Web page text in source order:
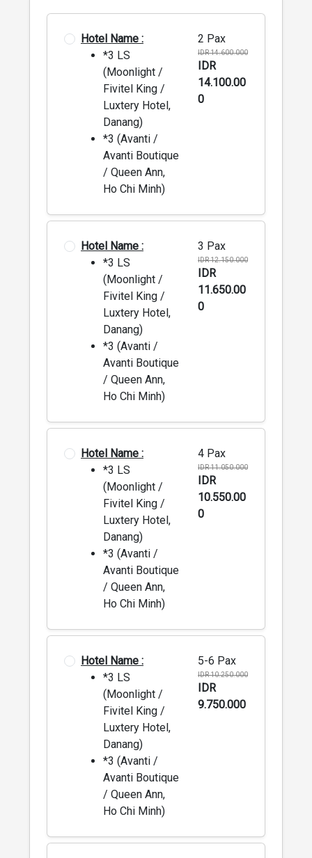
Hotel Name :
*3 LS
(Moonlight /
Fivitel King /
Luxtery Hotel,
Danang)
*3 (Avanti /
Avanti Boutique
/ Queen Ann,
Ho Chi Minh)
2 Pax
IDR 14.600.000
IDR
14.100.00
0
Hotel Name :
*3 LS
(Moonlight /
Fivitel King /
Luxtery Hotel,
Danang)
*3 (Avanti /
Avanti Boutique
/ Queen Ann,
Ho Chi Minh)
3 Pax
IDR 12.150.000
IDR
11.650.00
0
Hotel Name :
*3 LS
(Moonlight /
Fivitel King /
Luxtery Hotel,
Danang)
*3 (Avanti /
Avanti Boutique
/ Queen Ann,
Ho Chi Minh)
4 Pax
IDR 11.050.000
IDR
10.550.00
0
Hotel Name :
*3 LS
(Moonlight /
Fivitel King /
Luxtery Hotel,
Danang)
*3 (Avanti /
Avanti Boutique
/ Queen Ann,
Ho Chi Minh)
5-6 Pax
IDR 10.250.000
IDR
9.750.000